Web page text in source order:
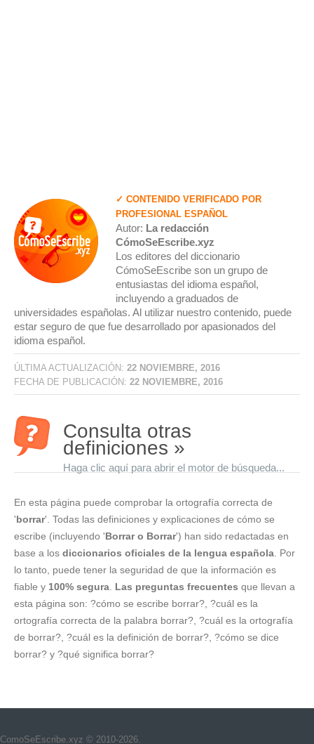
✓ CONTENIDO VERIFICADO POR
PROFESIONAL ESPAÑOL
Autor: La redacción
CómoSeEscribe.xyz
Los editores del diccionario
CómoSeEscribe son un grupo de
entusiastas del idioma español,
incluyendo a graduados de
universidades españolas. Al utilizar nuestro contenido, puede
estar seguro de que fue desarrollado por apasionados del
idioma español.
ÚLTIMA ACTUALIZACIÓN: 22 NOVIEMBRE, 2016
FECHA DE PUBLICACIÓN: 22 NOVIEMBRE, 2016
Consulta otras
definiciones »
Haga clic aquí para abrir el motor de búsqueda...
En esta página puede comprobar la ortografía correcta de
'borrar'. Todas las definiciones y explicaciones de cómo se
escribe (incluyendo 'Borrar o Borrar') han sido redactadas en
base a los diccionarios oficiales de la lengua española . Por
lo tanto, puede tener la seguridad de que la información es
fiable y 100% segura Las preguntas frecuentes que llevan a
esta página son: ?cómo se escribe borrar?, ?cuál es la
ortografía correcta de la palabra borrar?, ?cuál es la ortografía
de borrar?, ?cuál es la definición de borrar?, ?cómo se dice
borrar? y ?qué significa borrar?
ComoSeEscribe.xyz © 2010-2026.